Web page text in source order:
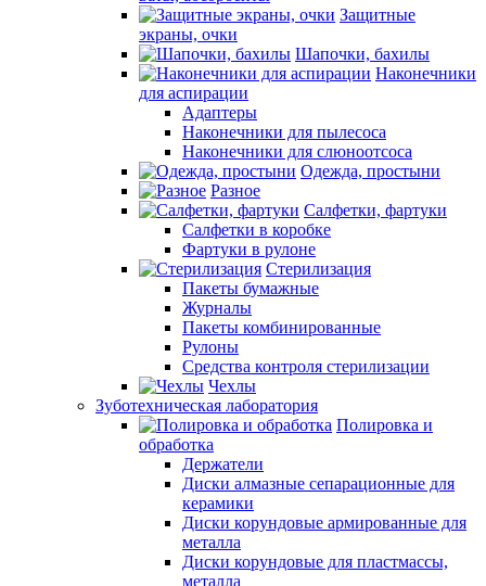
Защитные
экраны, очки
Шапочки, бахилы
Наконечники
для аспирации
Адаптеры
Наконечники для пылесоса
Наконечники для слюноотсоса
Одежда, простыни
Разное
Салфетки, фартуки
Салфетки в коробке
Фартуки в рулоне
Стерилизация
Пакеты бумажные
Журналы
Пакеты комбинированные
Рулоны
Средства контроля стерилизации
Чехлы
Зуботехническая лаборатория
Полировка и
обработка
Держатели
Диски алмазные сепарационные для
керамики
Диски корундовые армированные для
металла
Диски корундовые для пластмассы,
металла